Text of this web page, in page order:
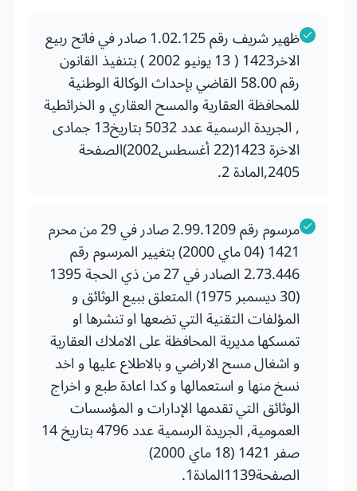
ظهير شريف رقم 1.02.125 صادر في فاتح ربيع
الاخر1423 ( 13 يونيو 2002 ) بتنفيذ القانون
رقم 58.00 القاضي بإحداث الوكالة الوطنية
للمحافظة العقارية والمسح العقاري و الخرائطية
, الجريدة الرسمية عدد 5032 بتاريخ13 جمادى
الاخرة 1423(22 أغسطس2002)الصفحة
2405,المادة 2.
مرسوم رقم 2.99.1209 صادر في 29 من محرم
1421 (04 ماي 2000) بتغيير المرسوم رقم
2.73.446 الصادر في 27 من ذي الحجة 1395
(30 ديسمبر 1975) المتعلق ببيع الوثائق و
المؤلفات التقنية التي تضعها او تنشرها او
تمسكها مديرية المحافظة على الاملاك العقارية
و اشغال مسح الاراضي و بالاطلاع عليها و اخد
نسخ منها و استعمالها و كدا اعادة طبع و اخراج
الوثائق التي تقدمها الإدارات و المؤسسات
العمومية, الجريدة الرسمية عدد 4796 بتاريخ 14
صفر 1421 (18 ماي 2000)
الصفحة1139المادة1.